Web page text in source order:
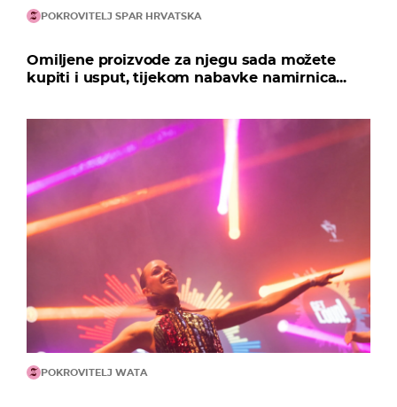
POKROVITELJ SPAR HRVATSKA
Omiljene proizvode za njegu sada možete
kupiti i usput, tijekom nabavke namirnica...
POKROVITELJ WATA